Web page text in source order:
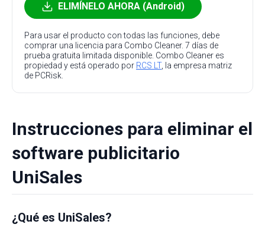
ELIMÍNELO AHORA (Android)
Para usar el producto con todas las funciones, debe
comprar una licencia para Combo Cleaner. 7 días de
prueba gratuita limitada disponible. Combo Cleaner es
propiedad y está operado por RCS LT, la empresa matriz
de PCRisk.
Instrucciones para eliminar el
software publicitario
UniSales
¿Qué es UniSales?